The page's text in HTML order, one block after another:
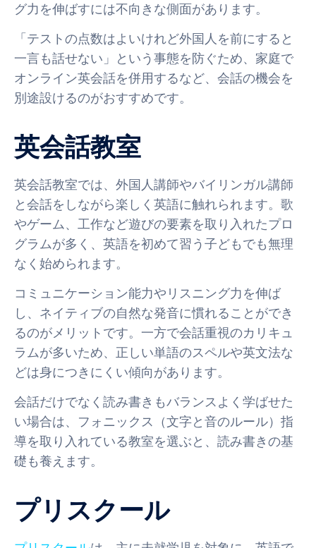
グ力を伸ばすには不向きな側面があります。
「テストの点数はよいけれど外国人を前にすると
一言も話せない」という事態を防ぐため、家庭で
オンライン英会話を併用するなど、会話の機会を
別途設けるのがおすすめです。
英会話教室
英会話教室では、外国人講師やバイリンガル講師
と会話をしながら楽しく英語に触れられます。歌
やゲーム、工作など遊びの要素を取り入れたプロ
グラムが多く、英語を初めて習う子どもでも無理
なく始められます。
コミュニケーション能力やリスニング力を伸ば
し、ネイティブの自然な発音に慣れることができ
るのがメリットです。一方で会話重視のカリキュ
ラムが多いため、正しい単語のスペルや英文法な
どは身につきにくい傾向があります。
会話だけでなく読み書きもバランスよく学ばせた
い場合は、フォニックス（文字と音のルール）指
導を取り入れている教室を選ぶと、読み書きの基
礎も養えます。
プリスクール